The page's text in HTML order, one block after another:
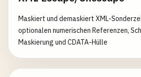
Maskiert und demaskiert XML-
optionalen numerischen Referenzen,
Maskierung und CDATA-Hülle